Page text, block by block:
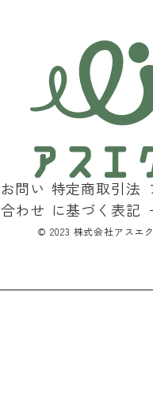
お問い
合わせ
特定商取引法
に基づく表記
©︎ 2023 株式会社アスエク